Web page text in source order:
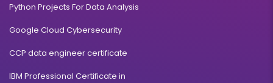
Python Projects For Data Analysis
Google Cloud Cybersecurity
CCP data engineer certificate
IBM Professional Certificate in